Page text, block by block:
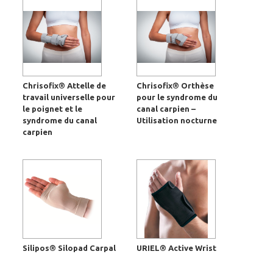
Chrisofix® Attelle de
travail universelle pour
le poignet et le
syndrome du canal
carpien
Chrisofix® Orthèse
pour le syndrome du
canal carpien –
Utilisation nocturne
Silipos® Silopad Carpal
URIEL® Active Wrist